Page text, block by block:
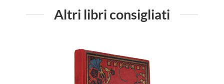
Altri libri consigliati